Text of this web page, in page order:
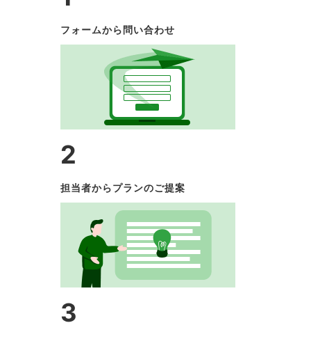
フォームから問い合わせ
2
担当者からプランのご提案
3